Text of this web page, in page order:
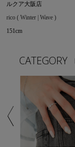
ルクア大阪店
rico ( Winter | Wave )
151cm
CATEGORY